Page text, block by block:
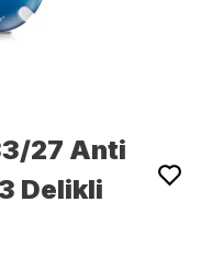
27 Anti
Delikli